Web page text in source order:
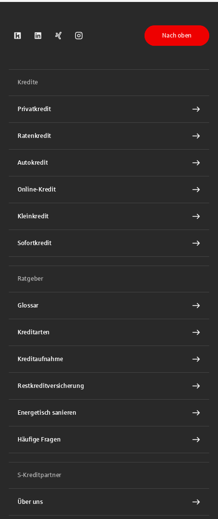
S-Kreditpartner auf Kununu
S-Kreditpartner auf LinkedIn
S-Kreditpartner auf Xing
S-Kreditpartner auf Instagram
Nach oben
Kredite
Privatkredit
Ratenkredit
Autokredit
Online-Kredit
Kleinkredit
Sofortkredit
Ratgeber
Glossar
Kreditarten
Kreditaufnahme
Restkreditversicherung
Energetisch sanieren
Häufige Fragen
S-Kreditpartner
Über uns